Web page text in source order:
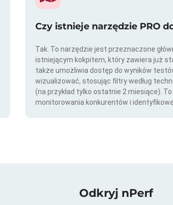
Czy istnieje narzędzie PRO
Tak. To narzędzie jest przeznaczone
istniejącym kokpitem, który zawiera już
także umożliwia dostęp do wyników
wizualizować, stosując filtry według
(na przykład tylko ostatnie 2 miesiące).
monitorowania konkurentów i
Odkryj nPerf